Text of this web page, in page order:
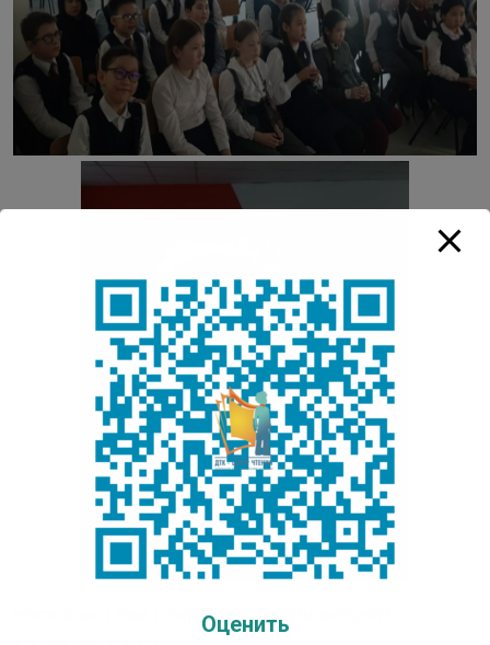
Насколько вам понравилась публикация?
Оценить